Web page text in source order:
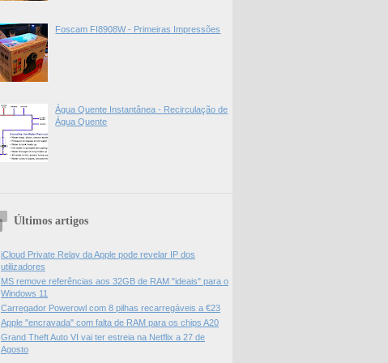
Foscam FI8908W - Primeiras Impressões
Água Quente Instantânea - Recirculação de
Água Quente
Últimos artigos
iCloud Private Relay da Apple pode revelar IP dos
utilizadores
MS remove referências aos 32GB de RAM "ideais" para o
Windows 11
Carregador Powerowl com 8 pilhas recarregáveis a €23
Apple "encravada" com falta de RAM para os chips A20
Grand Theft Auto VI vai ter estreia na Netflix a 27 de
Agosto